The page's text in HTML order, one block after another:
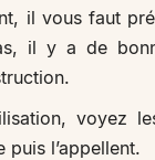
il vous faut
il y a de
voyez
puis l’appellent.